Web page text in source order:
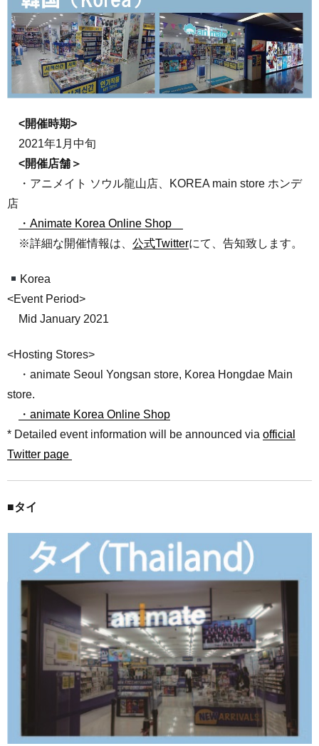
<開催時期>
2021年1月中旬
<開催店舗＞
・アニメイト ソウル龍山店、KOREA main store ホンデ
店
・Animate Korea Online Shop
※詳細な開催情報は、 公式Twitterにて、告知致します。
Korea
<Event Period>
Mid January 2021
<Hosting Stores>
・animate Seoul Yongsan store, Korea Hongdae Main
store.
・animate Korea Online Shop
* Detailed event information will be announced via official
Twitter page
■タイ